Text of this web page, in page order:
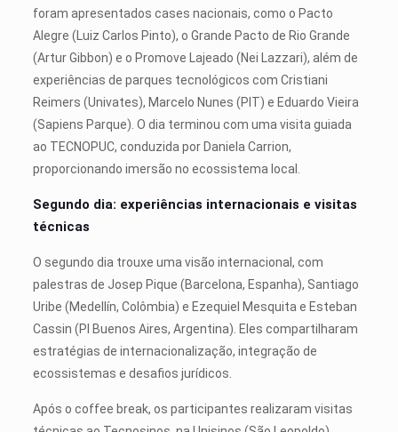
foram apresentados cases nacionais, como o Pacto
Alegre (Luiz Carlos Pinto), o Grande Pacto de Rio Grande
(Artur Gibbon) e o Promove Lajeado (Nei Lazzari), além de
experiências de parques tecnológicos com Cristiani
Reimers (Univates), Marcelo Nunes (PIT) e Eduardo Vieira
(Sapiens Parque). O dia terminou com uma visita guiada
ao TECNOPUC, conduzida por Daniela Carrion,
proporcionando imersão no ecossistema local.
Segundo dia: experiências internacionais e visitas
técnicas
O segundo dia trouxe uma visão internacional, com
palestras de Josep Pique (Barcelona, Espanha), Santiago
Uribe (Medellín, Colômbia) e Ezequiel Mesquita e Esteban
Cassin (PI Buenos Aires, Argentina). Eles compartilharam
estratégias de internacionalização, integração de
ecossistemas e desafios jurídicos.
Após o coffee break, os participantes realizaram visitas